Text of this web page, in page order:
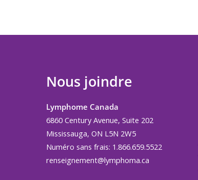
Nous joindre
Lymphome Canada
6860 Century Avenue, Suite 202
Mississauga, ON L5N 2W5
Numéro sans frais: 1.866.659.5522
renseignement@lymphoma.ca